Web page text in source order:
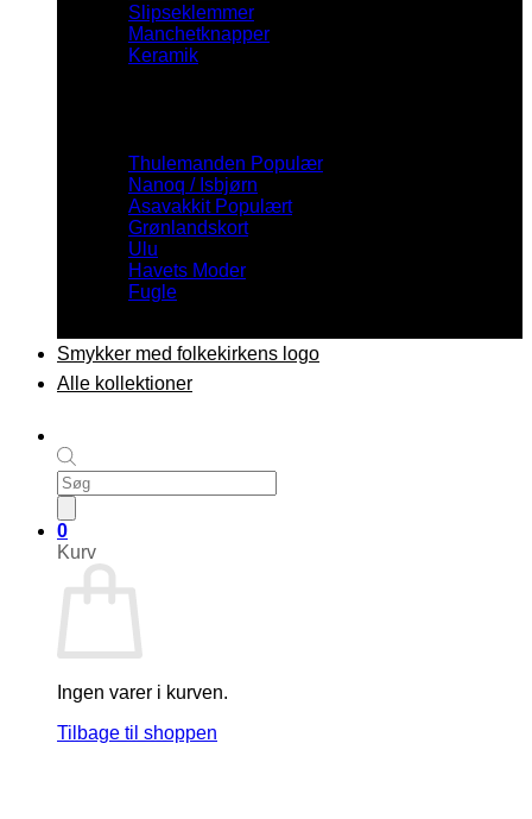
Products
search
0
Kurv
Ingen varer i kurven.
Tilbage til shoppen
Slipseklemmer
Manchetknapper
Keramik
Thulemanden
Nanoq / Isbjørn
Asavakkit
Grønlandskort
Ulu
Havets Moder
Fugle
Smykker med folkekirkens logo
Alle kollektioner